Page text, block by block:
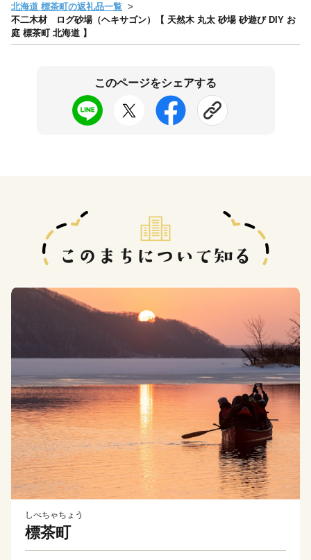
北海道 標茶町の返礼品一覧
不二木材 ログ砂場（ヘキサゴン）【 天然木 丸太 砂場 砂遊び DIY お
庭 標茶町 北海道 】
このページをシェアする
しべちゃちょう
標茶町